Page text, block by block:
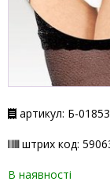
артикул: Б-01853
штрих код:
В наявності